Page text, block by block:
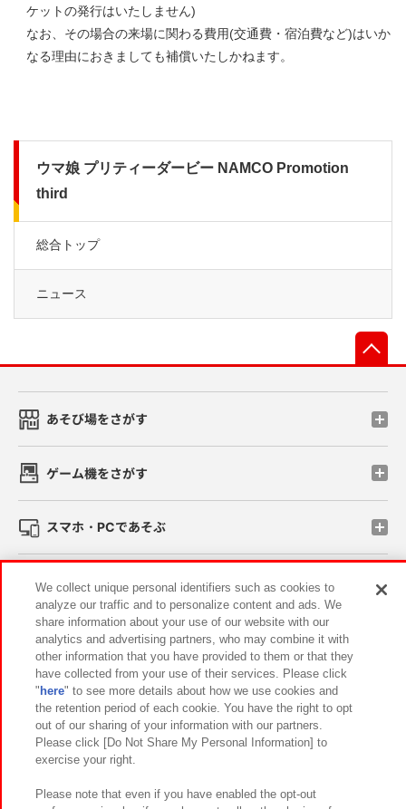
ケットの発行はいたしません)
なお、その場合の来場に関わる費用(交通費・宿泊費など)はいか
なる理由におきましても補償いたしかねます。
ウマ娘 プリティーダービー NAMCO Promotion
third
総合トップ
ニュース
あそび場をさがす
ゲーム機をさがす
スマホ・PCであそぶ
イベント・キャンペーン
関連会社 サステナビリティ サイトポリシー
プライバシーポリシー ウェブアクセシビリティ方針と検証結果
お取引先さまとともに 食品のご提供について
カスタマーハラスメント対応方針
We collect unique personal identifiers such as cookies to
analyze our traffic and to personalize content and ads. We
share information about your use of our website with our
analytics and advertising partners, who may combine it with
other information that you have provided to them or that they
have collected from your use of their services. Please click
" here" to see more details about how we use cookies and
the retention period of each cookie. You have the right to opt
out of our sharing of your information with our partners.
Please click [Do Not Share My Personal Information] to
exercise your right.
Please note that even if you have enabled the opt-out